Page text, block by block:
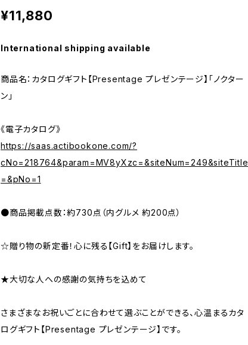
¥11,880
International shipping available
商品名：カタログギフト【Presentage プレゼンテージ】「ノクター
ン」
《電子カタログ》
https://saas.actibookone.com/?
cNo=218764&param=MV8yXzc=&siteNum=249&siteTitle
=&pNo=1
●商品掲載点数：約730点（内グルメ 約200点）
☆贈り物の新定番！心に残る【Gift】をお届けします。
★大切な人への感謝の気持ちを込めて
さまざまなお祝いごとに合わせて選ぶことができる、心温まるカタ
ログギフト【Presentage プレゼンテージ】です。